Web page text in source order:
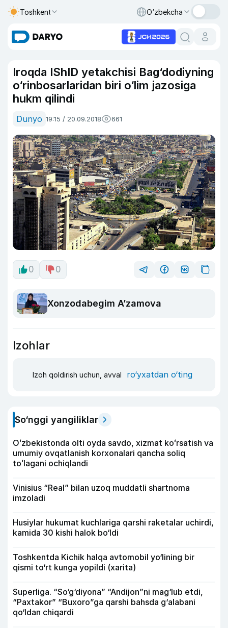
Toshkent O‘zbekcha
Iroqda IShID yetakchisi Bag‘dodiyning
o‘rinbosarlaridan biri o‘lim jazosiga
hukm qilindi
Dunyo 19:15 / 20.09.2018 661
0 0
Xonzodabegim A’zamova
Izohlar
Izoh qoldirish uchun, avval ro‘yxatdan o‘ting
So‘nggi yangiliklar
Oʻzbekistonda olti oyda savdo, xizmat koʻrsatish va
umumiy ovqatlanish korxonalari qancha soliq
toʻlagani ochiqlandi
Vinisius “Real” bilan uzoq muddatli shartnoma
imzoladi
Husiylar hukumat kuchlariga qarshi raketalar uchirdi,
kamida 30 kishi halok bo‘ldi
Toshkentda Kichik halqa avtomobil yo‘lining bir
qismi to‘rt kunga yopildi (xarita)
Superliga. “So‘g‘diyona” “Andijon”ni mag‘lub etdi,
“Paxtakor” “Buxoro”ga qarshi bahsda g‘alabani
qo‘ldan chiqardi